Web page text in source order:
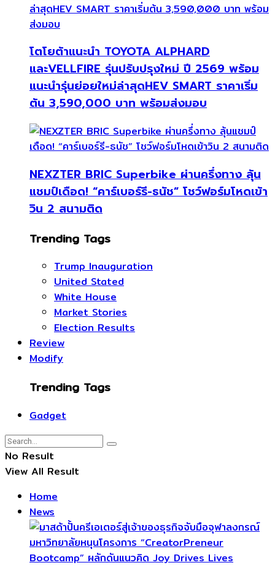
โตโยต้าแนะนำ TOYOTA ALPHARD
และVELLFIRE รุ่นปรับปรุงใหม่ ปี 2569 พร้อม
แนะนำรุ่นย่อยใหม่ล่าสุดHEV SMART ราคาเริ่ม
ต้น 3,590,000 บาท พร้อมส่งมอบ
NEXZTER BRIC Superbike ผ่านครึ่งทาง ลุ้น
แชมป์เดือด! “คาร์เบอร์รี-ธนัช” โชว์ฟอร์มโหดเข้า
วิน 2 สนามติด
Trending Tags
Trump Inauguration
United Stated
White House
Market Stories
Election Results
Review
Modify
Trending Tags
Gadget
No Result
View All Result
Home
News